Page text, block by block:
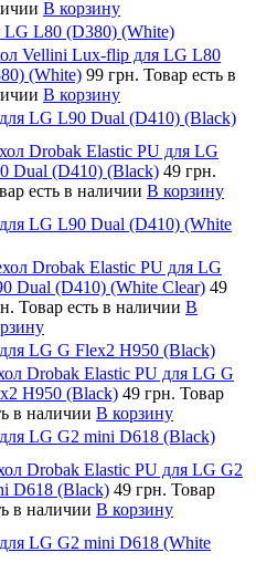
В корзину
L80 (D380) (White)
Vellini Lux-flip для LG L80
(White) 99 грн. Товар есть в
В корзину
LG L90 Dual (D410) (Black)
Drobak Elastic PU для LG
Dual (D410) (Black) 49 грн.
есть в наличии В корзину
LG L90 Dual (D410) (White
Drobak Elastic PU для LG
Dual (D410) (White Clear) 49
Товар есть в наличии В
LG G Flex2 H950 (Black)
Drobak Elastic PU для LG G
H950 (Black) 49 грн. Товар
в наличии В корзину
LG G2 mini D618 (Black)
Drobak Elastic PU для LG G2
D618 (Black) 49 грн. Товар
в наличии В корзину
LG G2 mini D618 (White